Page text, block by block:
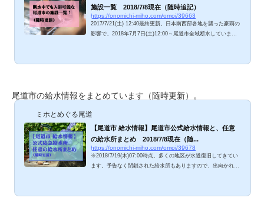
施設一覧 2018/7/8現在（随時追記）
https://onomichi-miho.com/omoi/39663
2017/7/21(土) 12:40最終更新。日本南西部各地を襲った豪雨の
影響で、2018年7月7日(土)12:00～尾道市全域断水していま
うか。各施設やオーナーさんが、それぞれのfacebookページや
り次第、随時追記いたします。 尾道市公式発表：利用できる公
尾道市の給水情報をまとめています（随時更新）。
ミホとめぐる尾道
【尾道市 給水情報】尾道市公式給水情報と、任意
の給水所まとめ 2018/7/8現在（随...
https://onomichi-miho.com/omoi/39678
※2018/7/19(木)07:00時点。多くの地区が水道復旧してきてい
ます。予告なく閉鎖された給水所もありますので、出向かれる
す。尾道市が応急給水をしてくれていますが、多くの給水所で